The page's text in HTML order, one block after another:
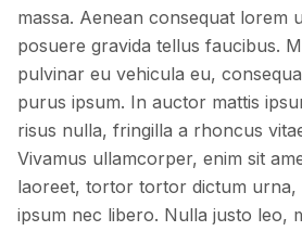
massa. Aenean consequat lorem
posuere gravida tellus faucibus.
pulvinar eu vehicula eu,
purus ipsum. In auctor mattis
risus nulla, fringilla a rhoncus
Vivamus ullamcorper, enim sit
laoreet, tortor tortor dictum urna,
ipsum nec libero. Nulla justo leo,